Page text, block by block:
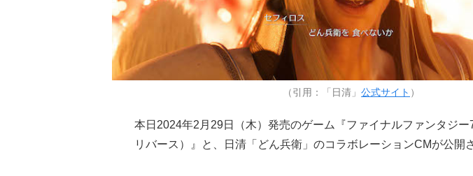
（引用：「日清」 公式サイト ）
本日2024年2月29日（木）発売のゲーム『ファイナルファンタジー
リバース）』と、日清「どん兵衛」のコラボレーションCMが公開